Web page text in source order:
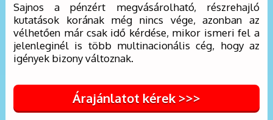
Sajnos a pénzért megvásárolható, részrehajló
kutatások korának még nincs vége, azonban az
vélhetően már csak idő kérdése, mikor ismeri fel a
jelenleginél is több multinacionális cég, hogy az
igények bizony változnak.
Árajánlatot kérek >>>